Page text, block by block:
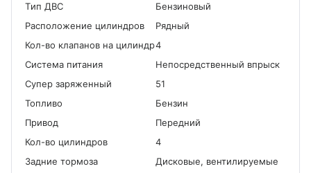
Tип ДВС
Бензиновый
Расположение цилиндров
Рядный
Кол-во клапанов на цилиндр4
Система питания
Непосредственный впрыск
Cупер заряженный
51
Топливо
Бензин
Привод
Передний
Кол-во цилиндров
4
Задние тормоза
Дисковые, вентилируемые